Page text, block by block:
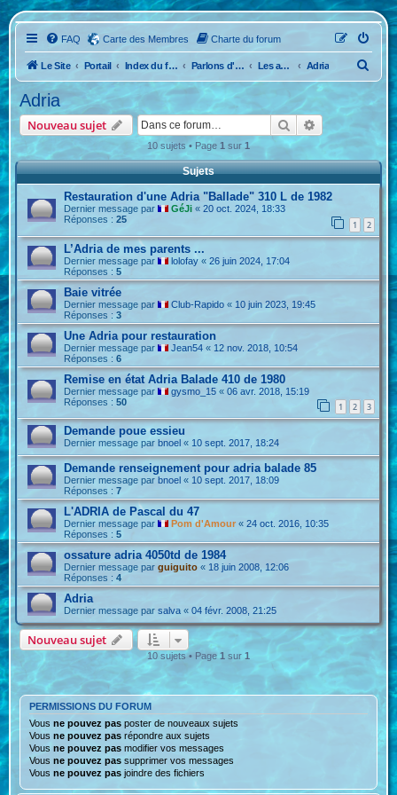
FAQ Carte des Membres Charte du forum
Le Site Portail Index du forum Parlons d'Anciennes Les anciennes caravanes ! Adria
c
r
e
Adria
Nouveau sujet RechercherRecherche
10 sujets • Page 1 sur 1
Sujets
Restauration d'une Adria "Ballade" 310 L de 1982
Dernier message par GéJi «20 oct. 2024, 18:33
Réponses :25 1 2
L’Adria de mes parents ...
Dernier message par lolofay «26 juin 2024, 17:04
Réponses :5
Baie vitrée
Dernier message par Club-Rapido « 10 juin 2023, 19:45
Réponses :3
Une Adria pour restauration
Dernier message par Jean54 « 12 nov. 2018, 10:54
Réponses :6
Remise en état Adria Balade 410 de 1980
Dernier message par gysmo_15 «06 avr. 2018, 15:19
Réponses :50 1 2 3
Demande poue essieu
Dernier message par bnoel « 10 sept. 2017, 18:24
Demande renseignement pour adria balade 85
Dernier message par bnoel « 10 sept. 2017, 18:09
Réponses :7
L'ADRIA de Pascal du 47
Dernier message par Pom d'Amour «24 oct. 2016, 10:35
Réponses :5
ossature adria 4050td de 1984
Dernier message parguiguito « 18 juin 2008, 12:06
Réponses :4
Adria
Dernier message parsalva «04 févr. 2008, 21:25
Nouveau sujet
10 sujets • Page 1 sur 1
PERMISSIONS DU FORUM
Vousne pouvez pas poster de nouveaux sujets
Vousne pouvez pas répondre aux sujets
Vousne pouvez pas modifier vos messages
Vousne pouvez pas supprimer vos messages
Vousne pouvez pas joindre des fichiers